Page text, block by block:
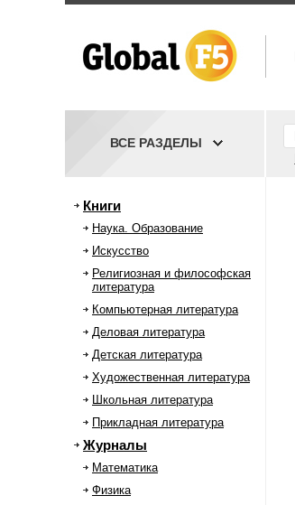
ВСЕ РАЗДЕЛЫ
Книги
Наука. Образование
Искусство
Религиозная и философская
литература
Компьютерная литература
Деловая литература
Детская литература
Художественная литература
Школьная литература
Прикладная литература
Журналы
Математика
Физика